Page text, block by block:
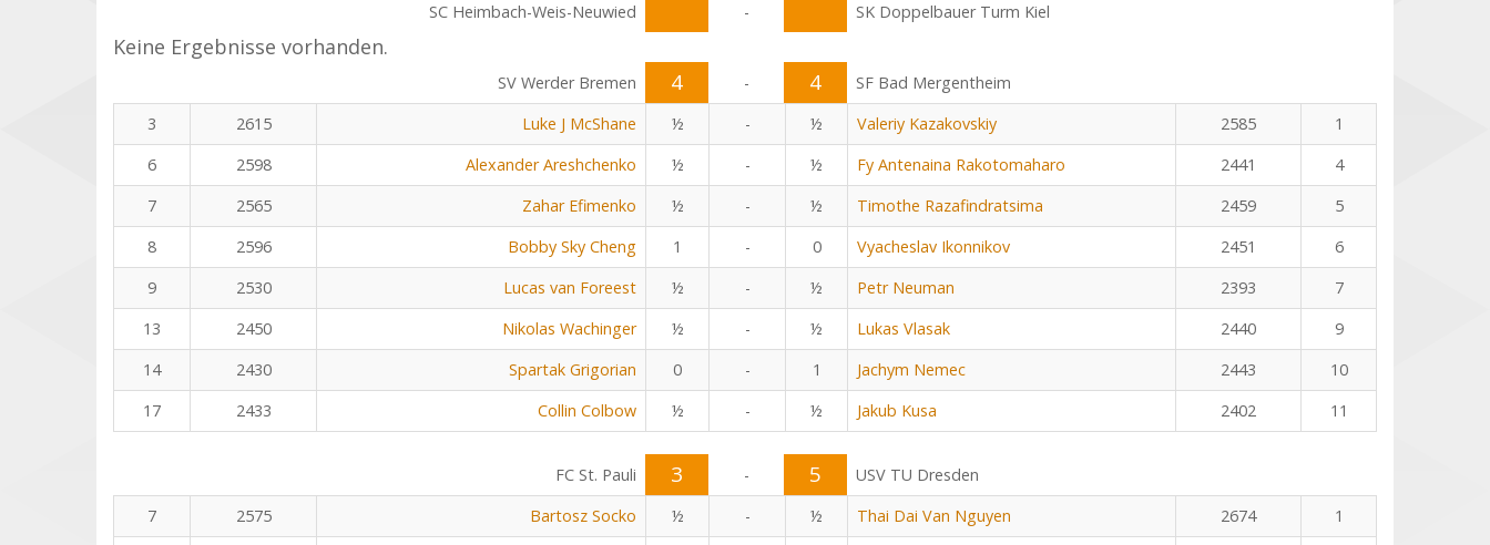
SC Heimbach-Weis-Neuwied - SK Doppelbauer Turm Kiel
Keine Ergebnisse vorhanden.
SV Werder Bremen 4 - 4
SF Bad Mergentheim
3
2615 Luke J McShane ½ - ½ Valeriy Kazakovskiy 2585
1
6
2598 Alexander Areshchenko ½ - ½ Fy Antenaina Rakotomaharo 2441
4
7
2565 Zahar Efimenko ½ - ½ Timothe Razafindratsima 2459
5
8
2596 Bobby Sky Cheng 1 - 0 Vyacheslav Ikonnikov 2451
6
9
2530 Lucas van Foreest ½ - ½ Petr Neuman 2393
7
13
2450 Nikolas Wachinger ½ - ½ Lukas Vlasak 2440
9
14
2430 Spartak Grigorian 0 - 1 Jachym Nemec 2443
10
17
2433 Collin Colbow ½ - ½ Jakub Kusa 2402 11
FC St. Pauli 3 - 5
USV TU Dresden
7
2575 Bartosz Socko ½ - ½ Thai Dai Van Nguyen 2674
1